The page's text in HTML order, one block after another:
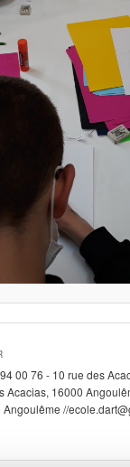
00 76 - 10 rue des
Acacias, 16000
//